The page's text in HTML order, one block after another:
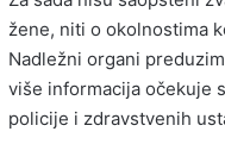
žene, niti o okolnostima
Nadležni organi
više informacija očekuje
policije i zdravstvenih